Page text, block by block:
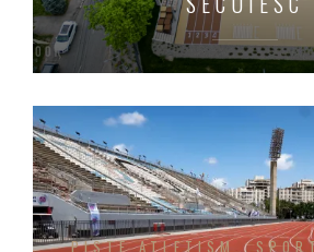
PISTE ATLETISM